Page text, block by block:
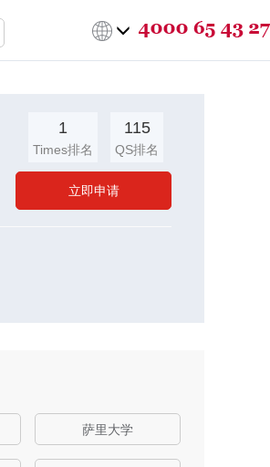
1
Times排名
115
QS排名
立即申请
萨里大学